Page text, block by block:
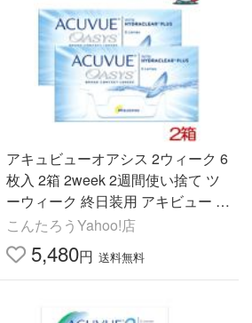
アキュビューオアシス 2ウィーク 6
枚入 2箱 2week 2週間使い捨て ツ
ーウィーク 終日装用 アキビュー ポ
スト投函 ポイント利用
こんたろうYahoo!店
5,480円 送料無料